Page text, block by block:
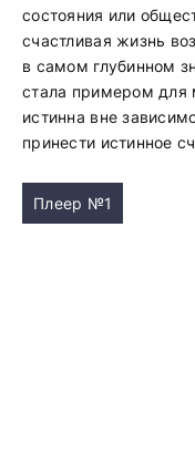
состояния или
счастливая жизнь
в самом глубинном
стала примером для
истинна вне
принести истинное
Плеер №1